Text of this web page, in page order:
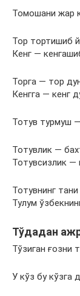
Томошани жар
Тор тортишиб
Кенг —
Торга — тор
Кенгга — кенг
Тотув турмуш
Тотувлик —
Тотувсизлик —
Тотувнинг тани
Тулум
Тўдадан
Тўзиган ғозни
У кўз бу кўзга